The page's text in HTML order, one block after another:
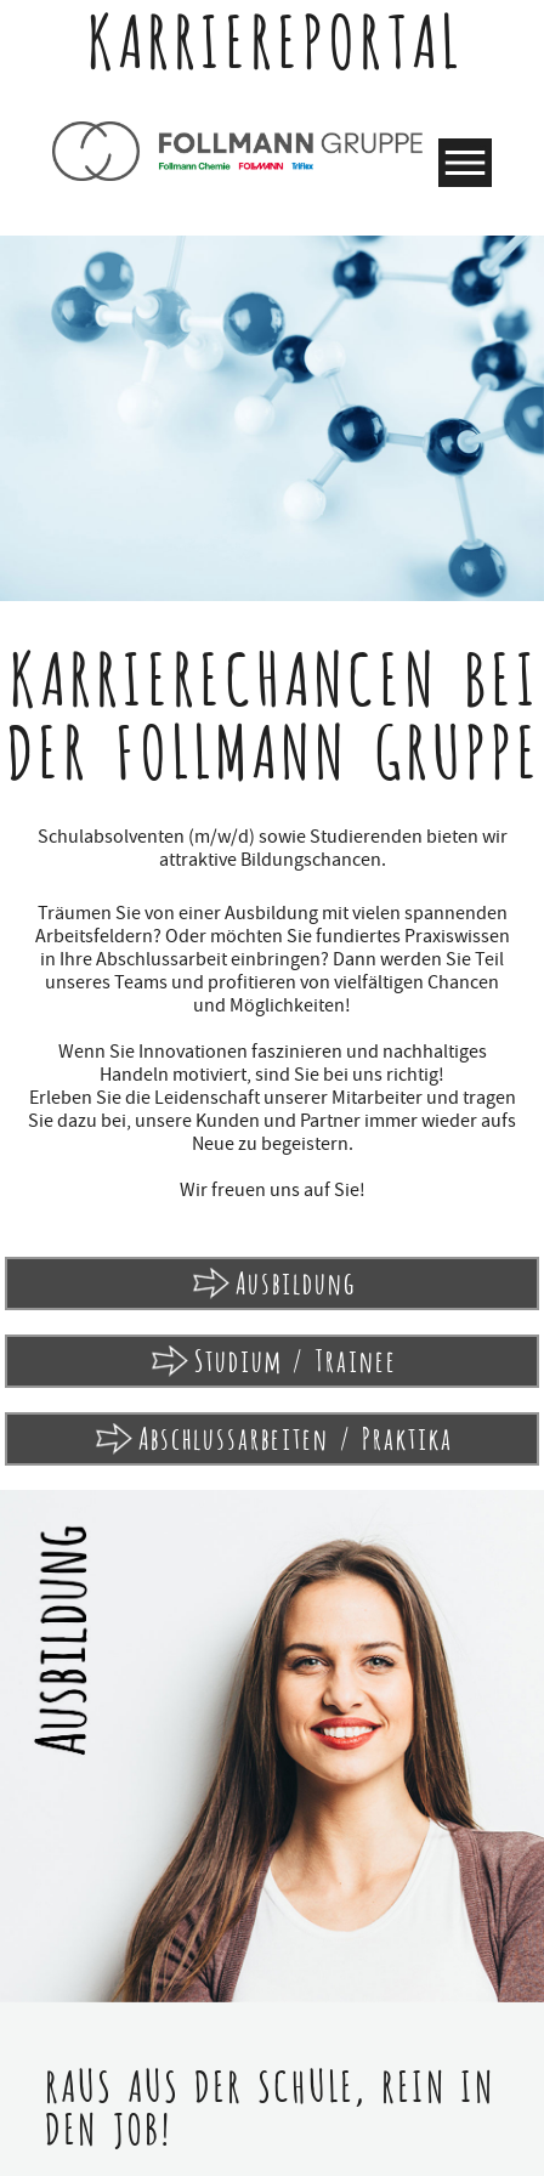
KARRIEREPORTAL
KARRIERECHANCEN BEI
DER FOLLMANN GRUPPE
Schulabsolventen (m/w/d) sowie Studierenden bieten wir
attraktive Bildungschancen.
Träumen Sie von einer Ausbildung mit vielen spannenden
Arbeitsfeldern? Oder möchten Sie fundiertes Praxiswissen
in Ihre Abschlussarbeit einbringen? Dann werden Sie Teil
unseres Teams und profitieren von vielfältigen Chancen
und Möglichkeiten!
Wenn Sie Innovationen faszinieren und nachhaltiges
Handeln motiviert, sind Sie bei uns richtig!
Erleben Sie die Leidenschaft unserer Mitarbeiter und tragen
Sie dazu bei, unsere Kunden und Partner immer wieder aufs
Neue zu begeistern.
Wir freuen uns auf Sie!
Ausbildung
Studium / Trainee
Abschlussarbeiten / Praktika
RAUS AUS DER SCHULE, REIN IN
DEN JOB!